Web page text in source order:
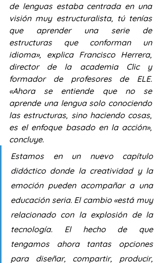
de lenguas estaba centrada en una
visión muy estructuralista, tú tenías
que aprender una serie de
estructuras que conforman un
idioma», explica Francisco Herrera,
director de la academia Clic y
formador de profesores de ELE.
«Ahora se entiende que no se
aprende una lengua solo conociendo
las estructuras, sino haciendo cosas,
es el enfoque basado en la acción»,
concluye.
Estamos en un nuevo capítulo
didáctico donde la creatividad y la
emoción pueden acompañar a una
educación seria. El cambio «está muy
relacionado con la explosión de la
tecnología. El hecho de que
tengamos ahora tantas opciones
para diseñar, compartir, producir,